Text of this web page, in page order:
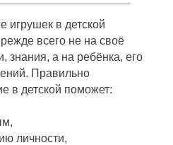
игрушек в детской
всего не на своё
знания, а на ребёнка, его
Правильно
в детской поможет:
личности,